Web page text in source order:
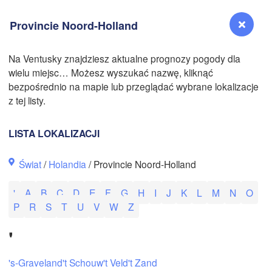
Provincie Noord-Holland
Na Ventusky znajdziesz aktualne prognozy pogody dla
wielu miejsc… Możesz wyszukać nazwę, kliknąć
bezpośrednio na mapie lub przeglądać wybrane lokalizacje
z tej listy.
LISTA LOKALIZACJI
Świat/Holandia / Provincie Noord-Holland
' A B C D E F G H I J K L M N
O
P
R S T U V W Z
'
's-Graveland't Schouw't Veld't Zand
Los Angeles
San Jose
Las Vegas
Reno
CALIFORNIA
NEVADA
N